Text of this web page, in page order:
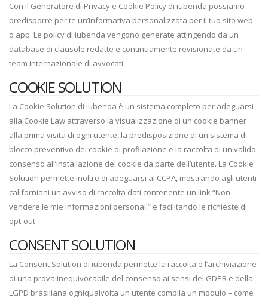
Con il Generatore di Privacy e Cookie Policy di iubenda possiamo
predisporre per te un’informativa personalizzata per il tuo sito web
o app. Le policy di iubenda vengono generate attingendo da un
database di clausole redatte e continuamente revisionate da un
team internazionale di avvocati.
COOKIE SOLUTION
La Cookie Solution di iubenda è un sistema completo per adeguarsi
alla Cookie Law attraverso la visualizzazione di un cookie banner
alla prima visita di ogni utente, la predisposizione di un sistema di
blocco preventivo dei cookie di profilazione e la raccolta di un valido
consenso all’installazione dei cookie da parte dell’utente. La Cookie
Solution permette inoltre di adeguarsi al CCPA, mostrando agli utenti
californiani un avviso di raccolta dati contenente un link “Non
vendere le mie informazioni personali” e facilitando le richieste di
opt-out.
CONSENT SOLUTION
La Consent Solution di iubenda permette la raccolta e l’archiviazione
di una prova inequivocabile del consenso ai sensi del GDPR e della
LGPD brasiliana ogniqualvolta un utente compila un modulo – come